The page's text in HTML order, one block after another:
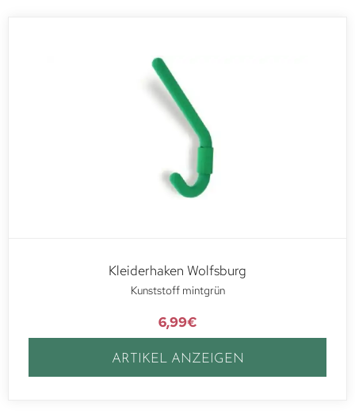
Kleiderhaken Wolfsburg
Kunststoff mintgrün
6,99€
ARTIKEL ANZEIGEN